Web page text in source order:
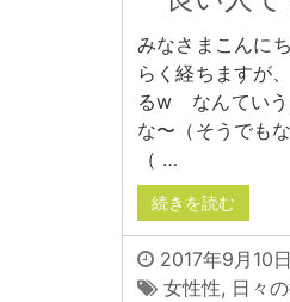
みなさまこんに
らく経ちますが
るw なんていう
な〜（そうでも
（ …
続きを読む
2017年9月10日
女性性, 日々